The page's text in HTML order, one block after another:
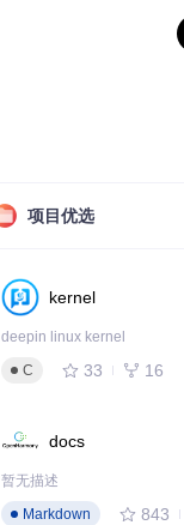
项目优选
kernel
deepin linux kernel
C
33 16
docs
暂无描述
Markdown
843